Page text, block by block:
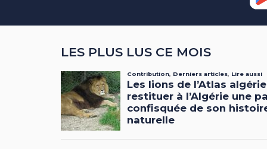
LES PLUS LUS CE MOIS